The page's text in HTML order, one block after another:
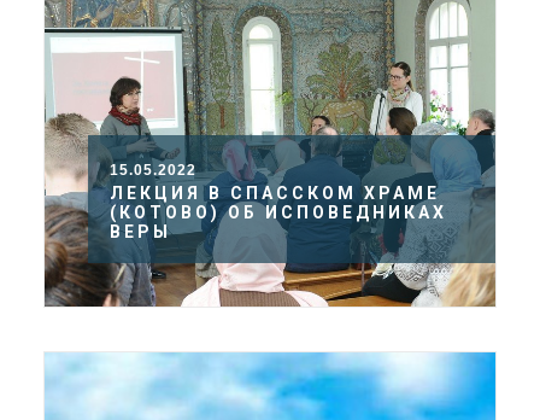
15.05.2022
ЛЕКЦИЯ В СПАССКОМ ХРАМЕ
(КОТОВО) ОБ ИСПОВЕДНИКАХ
ВЕРЫ